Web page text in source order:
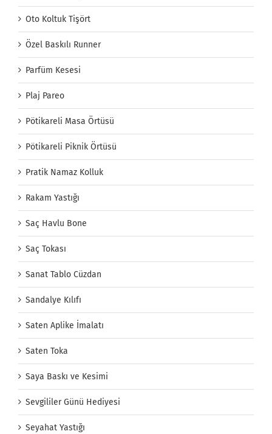
Oto Koltuk Tişört
Özel Baskılı Runner
Parfüm Kesesi
Plaj Pareo
Pötikareli Masa Örtüsü
Pötikareli Piknik Örtüsü
Pratik Namaz Kolluk
Rakam Yastığı
Saç Havlu Bone
Saç Tokası
Sanat Tablo Cüzdan
Sandalye Kılıfı
Saten Aplike İmalatı
Saten Toka
Saya Baskı ve Kesimi
Sevgililer Günü Hediyesi
Seyahat Yastığı